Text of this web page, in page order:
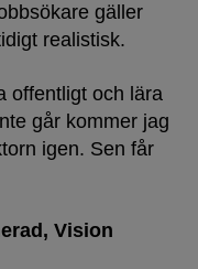
gäller
realistisk.
offentligt och lära
går kommer jag
igen. Sen får
Vision